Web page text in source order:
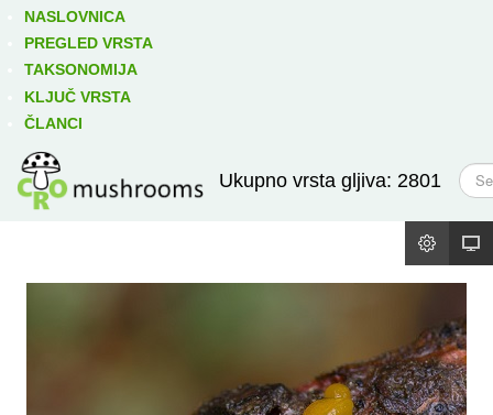
NASLOVNICA
PREGLED VRSTA
TAKSONOMIJA
KLJUČ VRSTA
ČLANCI
Ukupno vrsta gljiva: 2801
T
r
ž
Izravno podređene niže takse: